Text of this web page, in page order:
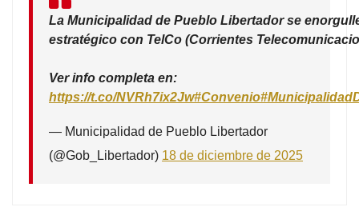
La Municipalidad de Pueblo Libertador se
estratégico con TelCo (Corrientes
Ver info completa en:
https://t.co/NVRh7ix2Jw#Convenio
— Municipalidad de Pueblo Libertador
(@Gob_Libertador) 18 de diciembre de 2025